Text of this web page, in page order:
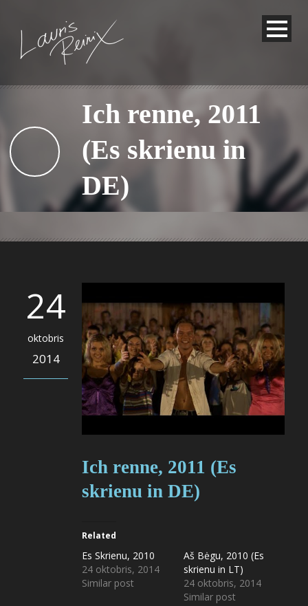
Ich renne, 2011
(Es skrienu in
DE)
24
oktobris
2014
Ich renne, 2011 (Es
skrienu in DE)
Related
Es Skrienu, 2010
24 oktobris, 2014
Similar post
Aš Bėgu, 2010 (Es
skrienu in LT)
24 oktobris, 2014
Similar post